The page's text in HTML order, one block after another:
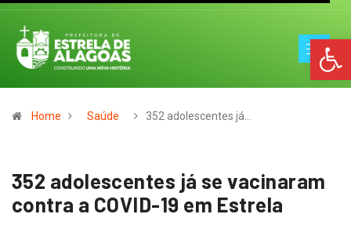
Home Saúde 352 adolescentes já…
352 adolescentes já se vacinaram
contra a COVID-19 em Estrela